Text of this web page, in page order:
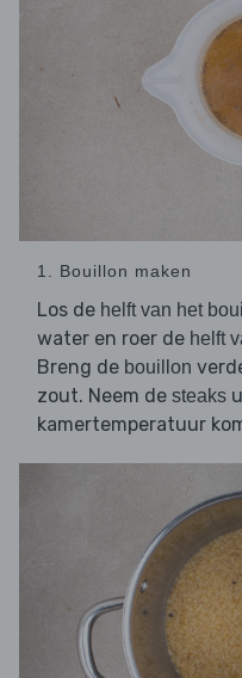
1. Bouillon maken
Los de helft van het
water en roer de helft
Breng de bouillon
zout. Neem de steaks
kamertemperatuur